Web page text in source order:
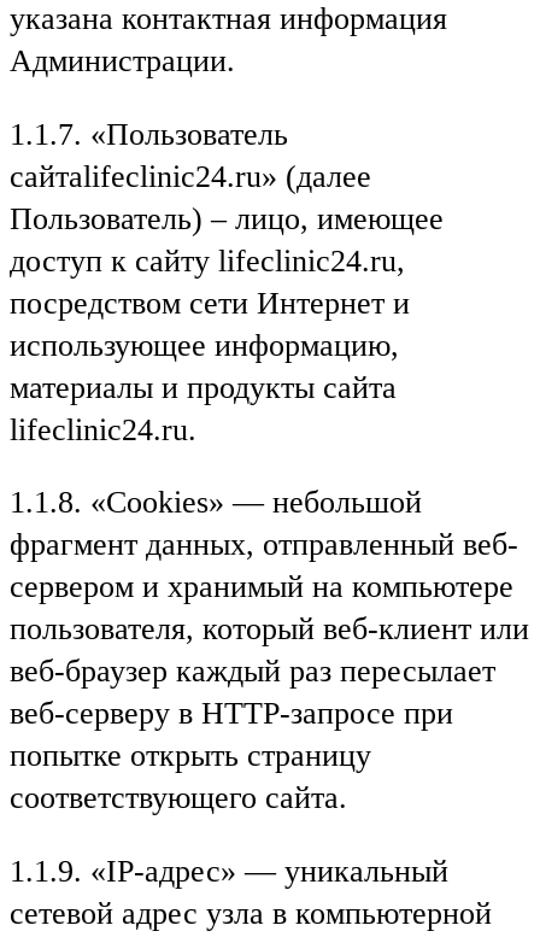
указана контактная информация
Администрации.
1.1.7. «Пользователь
сайтаlifeclinic24.ru» (далее
Пользователь) – лицо, имеющее
доступ к сайту lifeclinic24.ru,
посредством сети Интернет и
использующее информацию,
материалы и продукты сайта
lifeclinic24.ru.
1.1.8. «Cookies» — небольшой
фрагмент данных, отправленный веб-
сервером и хранимый на компьютере
пользователя, который веб-клиент или
веб-браузер каждый раз пересылает
веб-серверу в HTTP-запросе при
попытке открыть страницу
соответствующего сайта.
1.1.9. «IP-адрес» — уникальный
сетевой адрес узла в компьютерной